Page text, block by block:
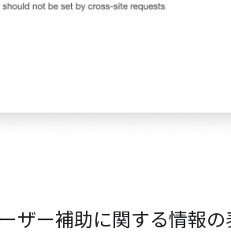
ザー補助に関する情報の